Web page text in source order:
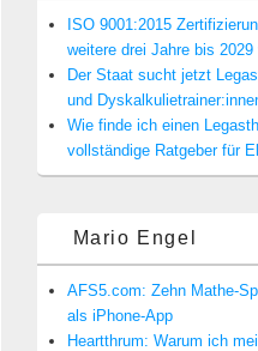
ISO 9001:2015
weitere drei Jahre bis 2029
Der Staat sucht jetzt
und
Wie finde ich einen
vollständige Ratgeber für
Mario Engel
AFS5.com: Zehn Mathe-
als iPhone-App
Heartthrum: Warum ich